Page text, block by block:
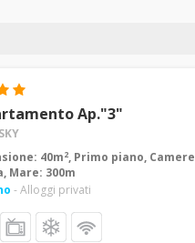
Ap."3"
40m2, Primo piano,
Mare: 300m
- Alloggi privati